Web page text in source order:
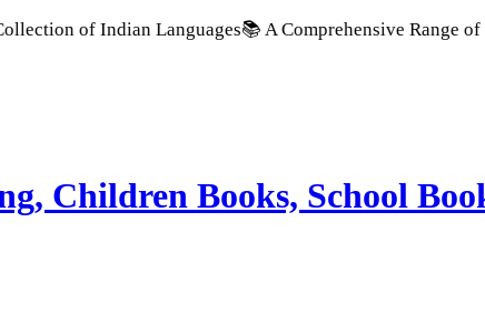
Indian Languages📚 A Comprehensive Range of School